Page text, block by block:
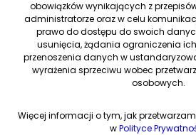
obowiązków wynikających z
administratorze oraz w celu
prawo do dostępu do swoich
usunięcia, żądania ograniczenia
przenoszenia danych w
wyrażenia sprzeciwu wobec
osobowych.
Więcej informacji o tym, jak
wPolityce